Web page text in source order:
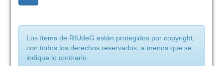
Los ítems de RIUdeG están protegidos por copyright,
con todos los derechos reservados, a menos que se
indique lo contrario.